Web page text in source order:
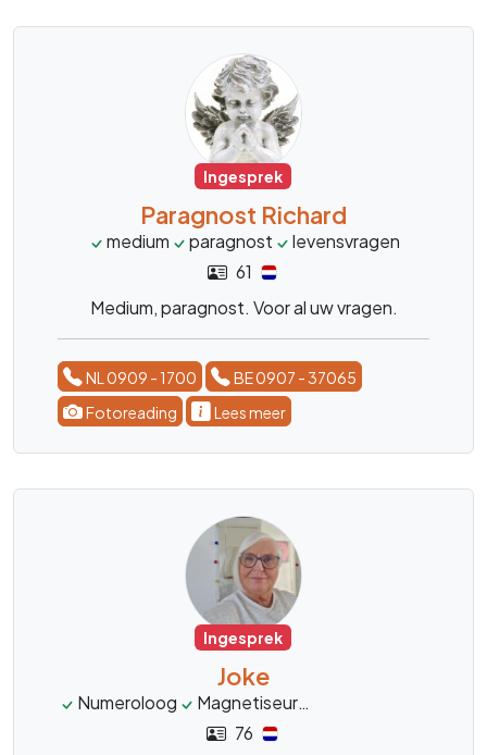
Ingesprek
Paragnost Richard
medium paragnost
levensvragen
61
Medium, paragnost. Voor al uw vragen.
NL 0909 - 1700
BE 0907 - 37065
Fotoreading
Lees meer
Ingesprek
Joke
Numeroloog Magnetiseur
76